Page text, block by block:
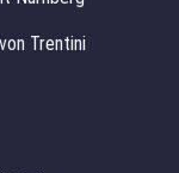
Trentini